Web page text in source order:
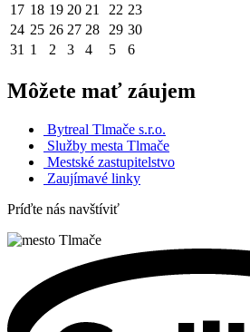
17 18 19 20 21 22 23
24 25 26 27 28 29 30
31 1 2 3 4 5 6
Môžete mať záujem
Bytreal Tlmače s.r.o.
Služby mesta Tlmače
Mestské zastupitelstvo
Zaujímavé linky
Príďte nás navštíviť